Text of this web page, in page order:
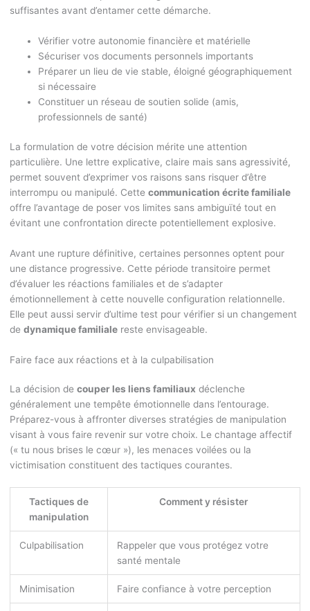
suffisantes avant d’entamer cette démarche.
Vérifier votre autonomie financière et matérielle
Sécuriser vos documents personnels importants
Préparer un lieu de vie stable, éloigné géographiquement
si nécessaire
Constituer un réseau de soutien solide (amis,
professionnels de santé)
La formulation de votre décision mérite une attention
particulière. Une lettre explicative, claire mais sans agressivité,
permet souvent d’exprimer vos raisons sans risquer d’être
interrompu ou manipulé. Cette communication écrite familiale
offre l’avantage de poser vos limites sans ambiguïté tout en
évitant une confrontation directe potentiellement explosive.
Avant une rupture définitive, certaines personnes optent pour
une distance progressive. Cette période transitoire permet
d’évaluer les réactions familiales et de s’adapter
émotionnellement à cette nouvelle configuration relationnelle.
Elle peut aussi servir d’ultime test pour vérifier si un changement
de dynamique familialereste envisageable.
Faire face aux réactions et à la culpabilisation
La décision de couper les liens familiaux déclenche
généralement une tempête émotionnelle dans l’entourage.
Préparez-vous à affronter diverses stratégies de manipulation
visant à vous faire revenir sur votre choix. Le chantage affectif
(« tu nous brises le cœur »), les menaces voilées ou la
victimisation constituent des tactiques courantes.
Tactiques de
manipulation
Comment y résister
Culpabilisation
Rappeler que vous protégez votre
santé mentale
Minimisation Faire confiance à votre perception